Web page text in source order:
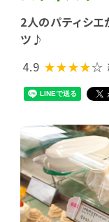
2人のパティシ
ツ♪
4.9 ★★★★☆